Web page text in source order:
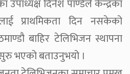
उपाध्यक्ष दिनेश पाण्डेले केन्द्रका
प्राथमिकता दिन नसकेको
बाहिर टेलिभिजन स्थापना
भएको बताउनुभयो ।